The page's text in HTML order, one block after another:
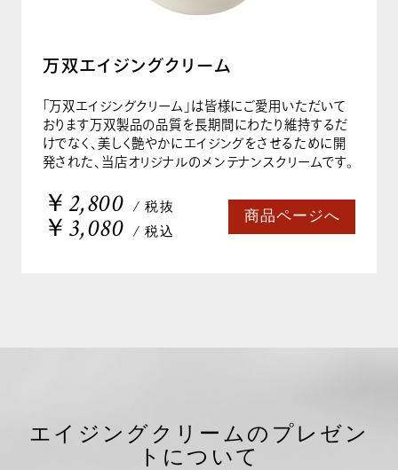
万双エイジングクリーム
「万双エイジングクリーム」は皆様にご愛用いただいて
おります万双製品の品質を長期間にわたり維持するだ
けでなく、美しく艶やかにエイジングをさせるために開
発された、当店オリジナルのメンテナンスクリームです。
￥2,800 / 税抜
￥3,080 / 税込
商品ページへ
エイジングクリームのプレゼン
トについて